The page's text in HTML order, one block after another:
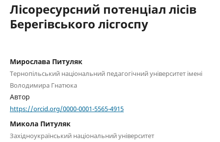
Лісоресурсний потенціал лісів
Берегівського лісгоспу
Мирослава Питуляк
Тернопільський національний педагогічний університет імені
Володимира Гнатюка
Автор
https://orcid.org/0000-0001-5565-4915
Микола Питуляк
Західноукраїнський національний університет